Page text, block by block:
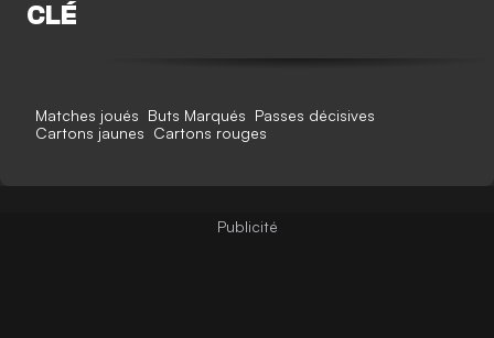
CLÉ
Matches joués Buts Marqués Passes décisives
Cartons jaunes Cartons rouges